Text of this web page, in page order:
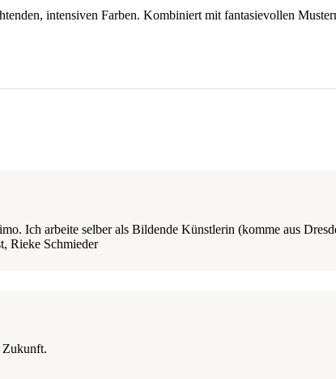
intensiven Farben. Kombiniert mit fantasievollen
Ich arbeite selber als Bildende Künstlerin (komme aus
Rieke Schmieder
Zukunft.